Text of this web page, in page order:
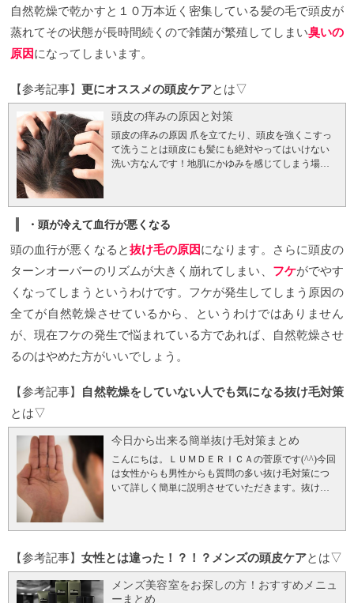
自然乾燥で乾かすと１０万本近く密集している髪の毛で頭皮が
蒸れてその状態が長時間続くので雑菌が繁殖してしまい臭いの
原因になってしまいます。
【参考記事】 更にオススメの頭皮ケアとは▽
頭皮の痒みの原因と対策
頭皮の痒みの原因 爪を立てたり、頭皮を強くこすっ
て洗うことは頭皮にも髪にも絶対やってはいけない
洗い方なんです！地肌にかゆみを感じてしまう場合
ってしまうと頭皮や髪に負担がかかり、より頭がか
ゆくなりやすくなる原因になってしまう可能性があ
時、 爪を立ててガリガリと洗いますか？おそらく優
しく泡で洗うと思います。
頭皮も、顔や他の肌と同
じ皮膚です。爪を立てて頭を洗うと、その他の肌と
同じように皮膚を傷めてしいます。爪を立てたり、
頭皮を強くこすって洗うとどのような悪影響がある
のでしょうか？頭皮を傷めてしまう 普段頭皮をじっ
くり見たりはしないと思いますし、更に頭皮は髪が
生えていて炎症した部分がすぐ目に止まるなどは無
いと思います。とても目に見えにくい部分です。頭
を傷つけてしまいます。頭皮以外の肌の部分をもし
夫なわけではありません。爪を立てたり、強くこす
って洗ってしまうと、目に見えない細かな傷がたく
さんついてしまうことになりますそうするとそこか
ら雑菌が入り込んで繁殖し、頭皮トラブルに繋がり
ます。髪を傷めてしまう爪を立てたり、頭皮を強く
髪や枝毛の原因になります。 またキューティクルが
パサになってしまったり、ヘアカラーをしている場
ってしまったりします。フケの原因になるフケは、
・頭が冷えて血行が悪くなる
頭の血行が悪くなると抜け毛の原因になります。さらに頭皮の
ターンオーバーのリズムが大きく崩れてしまい、 フケがでやす
くなってしまうというわけです。フケが発生してしまう原因の
全てが自然乾燥させているから、というわけではありません
が、現在フケの発生で悩まれている方であれば、自然乾燥させ
るのはやめた方がいいでしょう。
【参考記事】 自然乾燥をしていない人でも気になる抜け毛対策
とは▽
今日から出来る簡単抜け毛対策まとめ
こんにちは。ＬＵＭＤＥＲＩＣＡの菅原です(^^)今回
は女性からも男性からも質問の多い抜け毛対策につ
いて詳しく簡単に説明させていただきます。抜け毛
策を取り入れるだけで抜け毛を減らしたり予防する
抜け毛に困りたくない方もぜひご覧ください。今日
から実践できる簡単なことばかりなのに効果は早い
方で一カ月、遅い方でも半年という方たちをみてえ
【参考記事】 女性とは違った！？！？メンズの頭皮ケアとは▽
メンズ美容室をお探しの方！おすすめメニュ
ーまとめ